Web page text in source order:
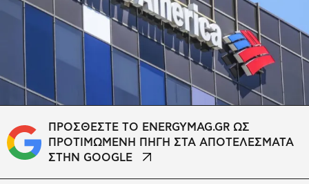
ΠΡΟΣΘΕΣΤΕ ΤΟ ENERGYMAG.GR ΩΣ
ΠΡΟΤΙΜΩΜΕΝΗ ΠΗΓΗ ΣΤΑ ΑΠΟΤΕΛΕΣΜΑΤΑ
ΣΤΗΝ GOOGLE